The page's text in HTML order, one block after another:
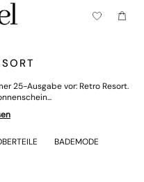
Wagen
25-Ausgabe vor: Retro Resort.
BADEMODE